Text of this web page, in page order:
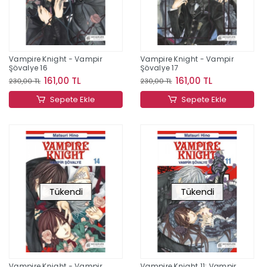
Vampire Knight - Vampir
Şövalye 16
230,00 TL 161,00 TL
Sepete Ekle
Vampire Knight - Vampir
Şövalye 17
230,00 TL 161,00 TL
Sepete Ekle
Tükendi Tükendi